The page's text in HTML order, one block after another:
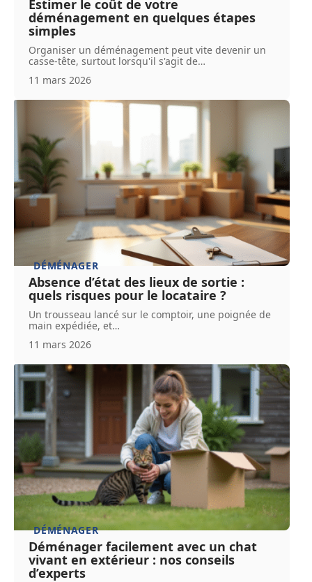
Estimer le coût de votre
déménagement en quelques étapes
simples
Organiser un déménagement peut vite devenir un
casse-tête, surtout lorsqu'il s'agit de…
11 mars 2026
DÉMÉNAGER
Absence d’état des lieux de sortie :
quels risques pour le locataire ?
Un trousseau lancé sur le comptoir, une poignée de
main expédiée, et…
11 mars 2026
DÉMÉNAGER
Déménager facilement avec un chat
vivant en extérieur : nos conseils
d’experts